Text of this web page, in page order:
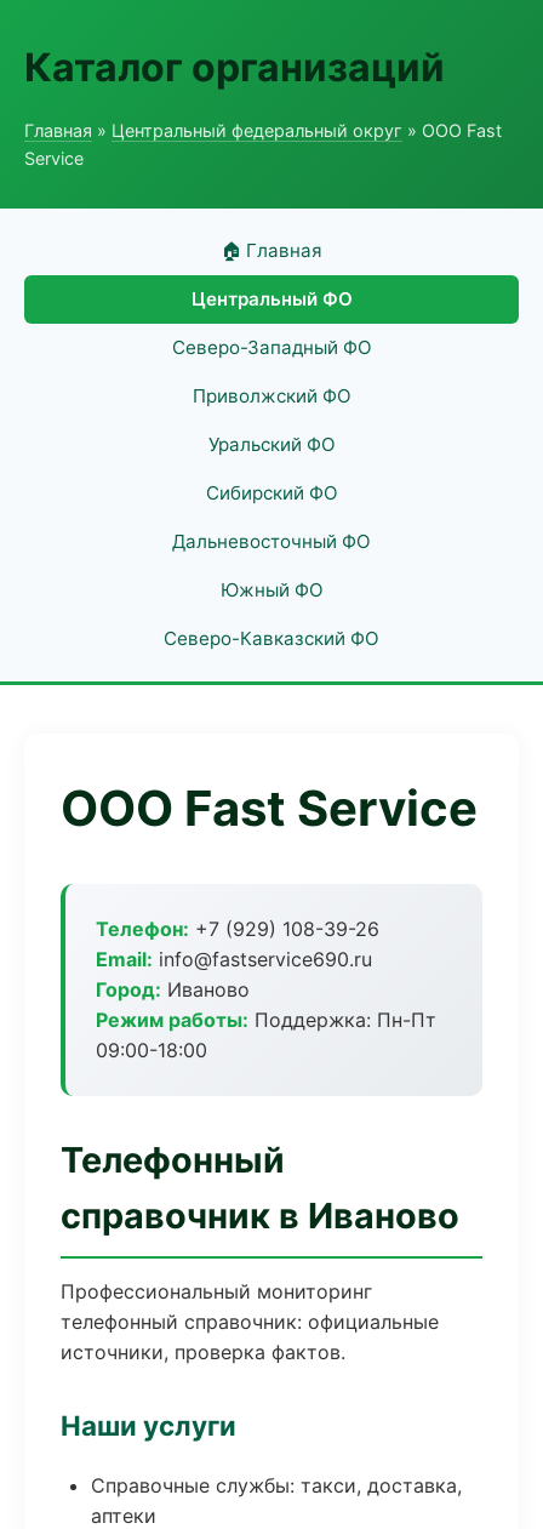
Каталог организаций
Главная » Центральный федеральный округ » ООО Fast
Service
🏠 Главная
Центральный ФО
Северо-Западный ФО
Приволжский ФО
Уральский ФО
Сибирский ФО
Дальневосточный ФО
Южный ФО
Северо-Кавказский ФО
ООО Fast Service
Телефон: +7 (929) 108-39-26
Email: info@fastservice690.ru
Город: Иваново
Режим работы: Поддержка: Пн-Пт
09:00-18:00
Телефонный
справочник в Иваново
Профессиональный мониторинг
телефонный справочник: официальные
источники, проверка фактов.
Наши услуги
Справочные службы: такси, доставка,
аптеки